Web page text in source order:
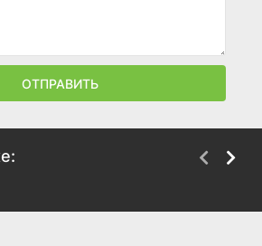
ОТПРАВИТЬ